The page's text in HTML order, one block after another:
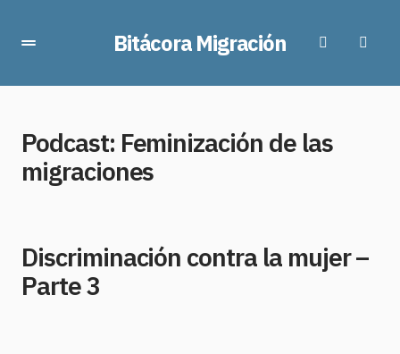
Bitácora Migración
Podcast: Feminización de las
migraciones
Discriminación contra la mujer –
Parte 3